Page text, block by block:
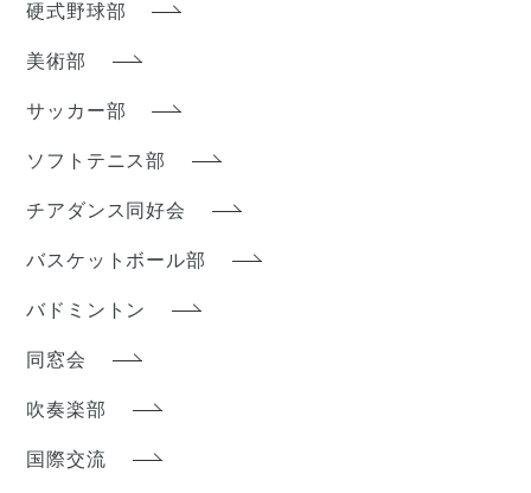
硬式野球部
美術部
サッカー部
ソフトテニス部
チアダンス同好会
バスケットボール部
バドミントン
同窓会
吹奏楽部
国際交流